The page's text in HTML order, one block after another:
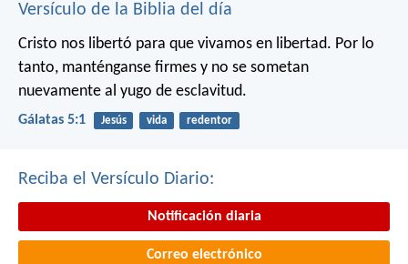
Versículo de la Biblia del día
Cristo nos libertó para que vivamos en libertad. Por lo
tanto, manténganse firmes y no se sometan
nuevamente al yugo de esclavitud.
Gálatas 5:1 Jesús vida redentor
Reciba el Versículo Diario:
Notificación diaria
Correo electrónico